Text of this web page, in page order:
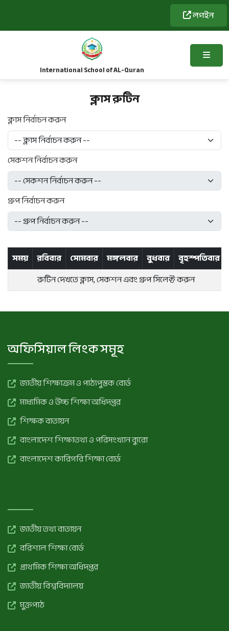
লগইন
International School of AL-Quran
ক্লাস রুটিন
ক্লাস নির্বাচন করুন
সেকশন নির্বাচন করুন
গ্রুপ নির্বাচন করুন
সময় রবিবার সোমবার মঙ্গলবার বুধবার বৃহস্পতিবার
রুটিন দেখতে ক্লাস, সেকশন এবং গ্রুপ সিলেক্ট করুন
অফিসিয়াল লিংক সমূহ
জাতীয় শিক্ষাক্রম ও পাঠ্যপুস্তক বোর্ড
মাধ্যমিক ও উচ্চ শিক্ষা অধিদপ্তর
শিক্ষক বাতায়ন
বাংলাদেশ শিক্ষাতথ্য ও পরিসংখ্যান ব্যুরো
বাংলাদেশ কারিগরি শিক্ষা বোর্ড
জাতীয় তথ্য বাতায়ন
বরিশাল শিক্ষা বোর্ড
প্রাথমিক শিক্ষা অধিদপ্তর
জাতীয় বিশ্ববিদ্যালয়
মুক্তপাঠ